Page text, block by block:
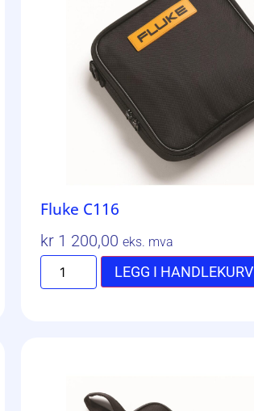
Fluke C116
kr 1 200,00 eks. mva
LEGG I HANDLEKURV